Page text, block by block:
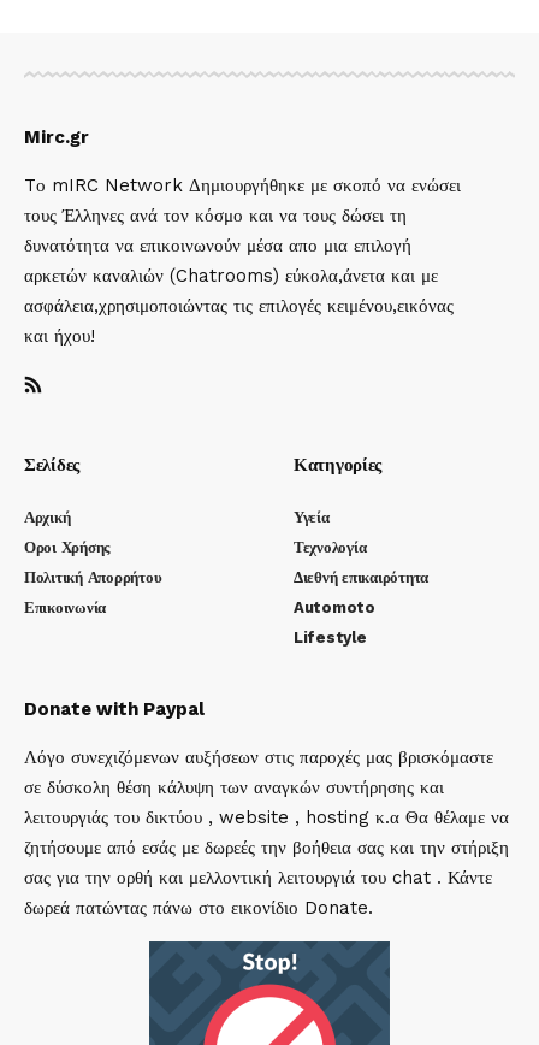
Mirc.gr
Tο mIRC Network Δημιουργήθηκε με σκοπό να ενώσει
τους Έλληνες ανά τον κόσμο και να τους δώσει τη
δυνατότητα να επικοινωνούν μέσα απο μια επιλογή
αρκετών καναλιών (Chatrooms) εύκολα,άνετα και με
ασφάλεια,χρησιμοποιώντας τις επιλογές κειμένου,εικόνας
και ήχου!
Σελίδες
Αρχική
Οροι Χρήσης
Πολιτική Απορρήτου
Επικοινωνία
Κατηγορίες
Υγεία
Τεχνολογία
Διεθνή επικαιρότητα
Automoto
Lifestyle
Donate with Paypal
Λόγο συνεχιζόμενων αυξήσεων στις παροχές μας βρισκόμαστε
σε δύσκολη θέση κάλυψη των αναγκών συντήρησης και
λειτουργιάς του δικτύου , website , hosting κ.α Θα θέλαμε να
ζητήσουμε από εσάς με δωρεές την βοήθεια σας και την στήριξη
σας για την ορθή και μελλοντική λειτουργιά του chat . Κάντε
δωρεά πατώντας πάνω στο εικονίδιο Donate.